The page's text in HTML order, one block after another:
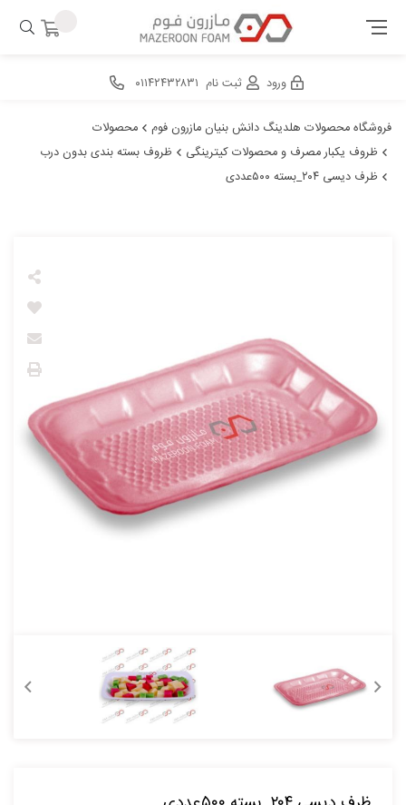
ورود ثبت نام ۰۱۱۴۲۴۳۲۸۳۱
فروشگاه محصولات هلدینگ دانش بنیان مازرون فوم
محصولات
ظروف یکبار مصرف و محصولات کیترینگی
ظروف بسته بندی بدون درب
ظرف دیسی ۲۰۴_بسته ۵۰۰عددی